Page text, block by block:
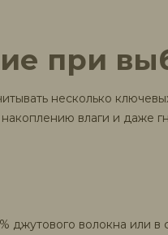
при
несколько
влаги и даже
джутового волокна или